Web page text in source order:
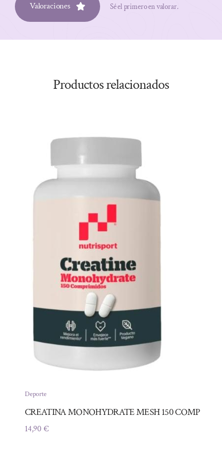
Valoraciones Sé el primero en valorar.
Productos relacionados
Deporte
CREATINA MONOHYDRATE MESH 150 COMP
14,90 €